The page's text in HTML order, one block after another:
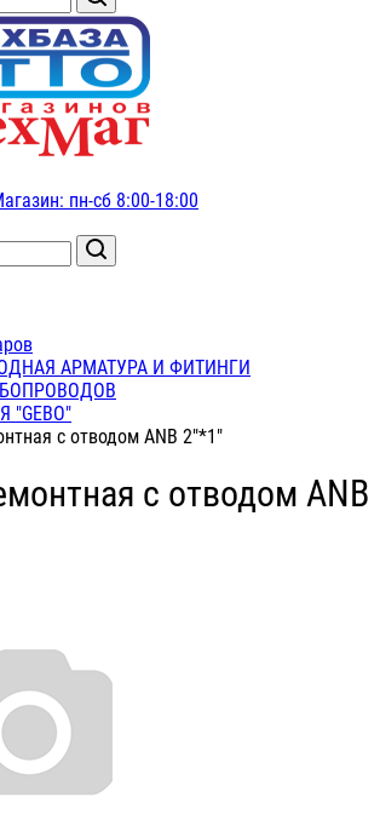
пн-сб 8:00-18:00
АРМАТУРА И ФИТИНГИ
с отводом ANB 2"*1"
с отводом ANB